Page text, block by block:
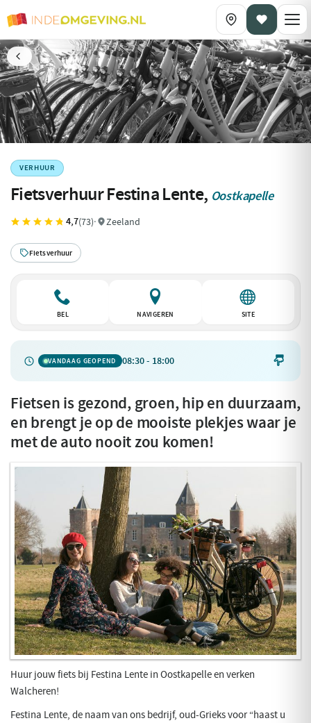
VERHUUR
Fietsverhuur Festina Lente, Oostkapelle
4,7(73)· Zeeland
Fietsverhuur
BEL NAVIGEREN SITE
VANDAAG GEOPEND 08:30 - 18:00 
Fietsen is gezond, groen, hip en duurzaam,
en brengt je op de mooiste plekjes waar je
met de auto nooit zou komen!
Huur jouw fiets bij Festina Lente in Oostkapelle en verken
Walcheren!
Festina Lente, de naam van ons bedrijf, oud-Grieks voor “haast u